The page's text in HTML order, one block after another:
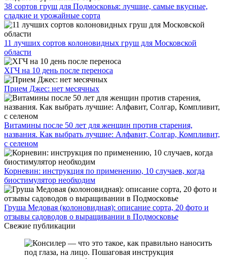
38 сортов груш для Подмосковья: лучшие, самые вкусные,
сладкие и урожайные сорта
11 лучших сортов колоновидных груш для Московской
области
ХГЧ на 10 день после переноса
Прием Джес: нет месячных
Витамины после 50 лет для женщин против старения,
названия. Как выбрать лучшие: Алфавит, Солгар, Компливит,
с селеном
Корневин: инструкция по применению, 10 случаев, когда
биостимулятор необходим
Груша Медовая (колоновидная): описание сорта, 20 фото и
отзывы садоводов о выращивании в Подмосковье
Свежие публикации